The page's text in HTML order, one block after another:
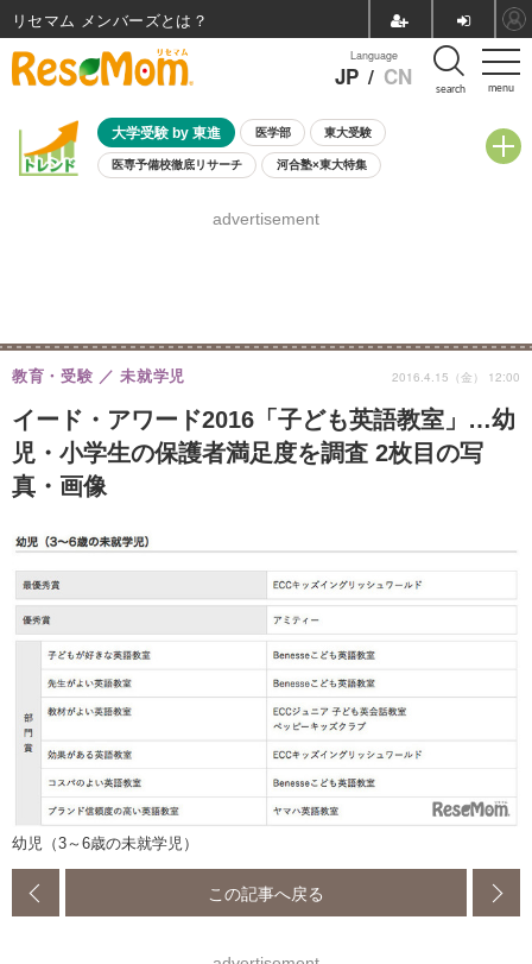
menu
Language
JP / CN search
大学受験 by 東進 医学部 東大受験
医専予備校徹底リサーチ 河合塾×東大特集
8月開催学校説明会・相談会
advertisement
イード・アワード2016「子ども英語教室」…幼
児・小学生の保護者満足度を調査 2枚目の写
真・画像
教育・受験 未就学児 2016.4.15（金） 12:00
幼児（3～6歳の未就学児）
この記事へ戻る
リセマム メンバーズ